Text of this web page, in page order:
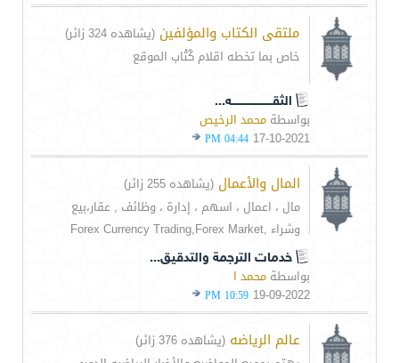
ملتقى الكتاب والمؤلفين (يشاهده 324 زائر)
خاص بما تخطه اقلام كُتْاب الموقع
الثقـــــــــــــــــــــــه...
بواسطة محمد الرخيص
17-10-2021
04:44 PM
المال والأعمال (يشاهده 255 زائر)
مال ، اعمال ، اسهم ، إدارة ، وظائف , عقار،بيع
وشراء ,Forex Currency Trading,Forex Market
خدمات الترجمة والتدقيق...
بواسطة محمد ا
19-09-2022
10:59 PM
عالم الرياضه (يشاهده 376 زائر)